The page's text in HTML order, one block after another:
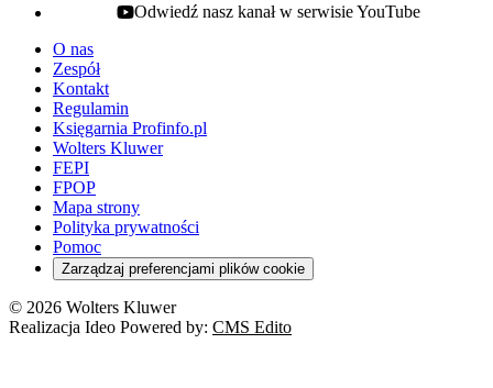
youtube - otwiera się w nowej karcie
Odwiedź nasz kanał w serwisie YouTube
O nas
Zespół
Kontakt
Regulamin
Księgarnia Profinfo.pl
Wolters Kluwer
FEPI
FPOP
Mapa strony
Polityka prywatności
Pomoc
Zarządzaj preferencjami plików cookie
© 2026 Wolters Kluwer
Realizacja Ideo Powered by: CMS Edito